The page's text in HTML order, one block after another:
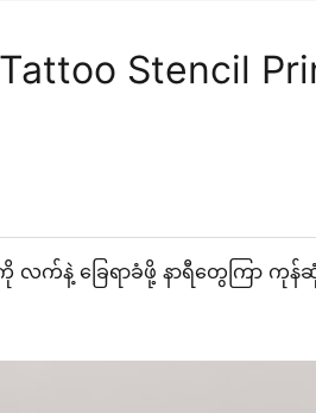
Stencil
က်နဲ့ ခြေရာခံဖို့ နာရီတွေကြာ ကုန်